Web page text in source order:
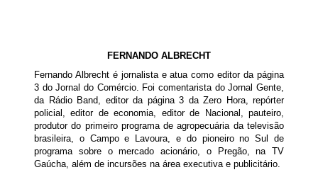
FERNANDO ALBRECHT
Fernando Albrecht é jornalista e atua como editor da página
3 do Jornal do Comércio. Foi comentarista do Jornal Gente,
da Rádio Band, editor da página 3 da Zero Hora, repórter
policial, editor de economia, editor de Nacional, pauteiro,
produtor do primeiro programa de agropecuária da televisão
brasileira, o Campo e Lavoura, e do pioneiro no Sul de
programa sobre o mercado acionário, o Pregão, na TV
Gaúcha, além de incursões na área executiva e publicitário.